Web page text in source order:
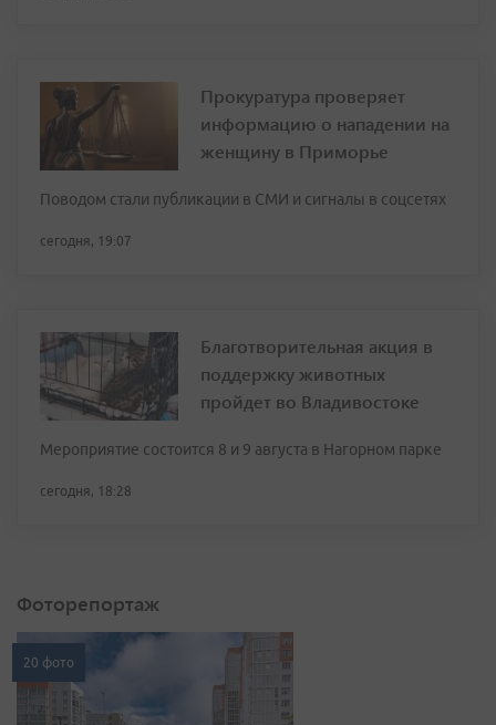
Прокуратура проверяет
информацию о нападении на
женщину в Приморье
Поводом стали публикации в СМИ и сигналы в соцсетях
сегодня, 19:07
Благотворительная акция в
поддержку животных
пройдет во Владивостоке
Мероприятие состоится 8 и 9 августа в Нагорном парке
сегодня, 18:28
Фоторепортаж
20 фото